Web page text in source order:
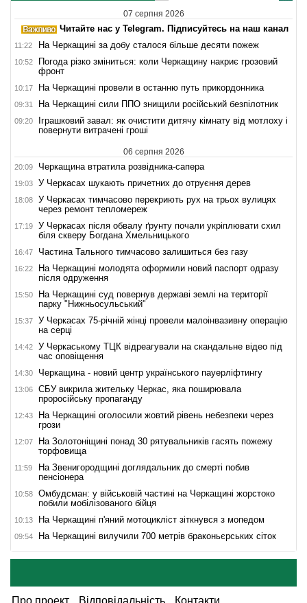
07 серпня 2026
Читайте нас у Telegram. Підписуйтесь на наш канал
11:22 На Черкащині за добу сталося більше десяти пожеж
10:52
Погода різко зміниться: коли Черкащину накриє грозовий
фронт
10:17 На Черкащині провели в останню путь прикордонника
09:31 На Черкащині сили ППО знищили російський безпілотник
09:20
Іграшковий завал: як очистити дитячу кімнату від мотлоху і
повернути витрачені гроші
06 серпня 2026
20:09 Черкащина втратила розвідника-сапера
19:03 У Черкасах шукають причетних до отруєння дерев
18:08
У Черкасах тимчасово перекриють рух на трьох вулицях
через ремонт тепломереж
17:19
У Черкасах після обвалу ґрунту почали укріплювати схил
біля скверу Богдана Хмельницького
16:47 Частина Тального тимчасово залишиться без газу
16:22
На Черкащині молодята оформили новий паспорт одразу
після одруження
15:50
На Черкащині суд повернув державі землі на території
парку "Нижньосульський"
15:37
У Черкасах 75-річній жінці провели малоінвазивну операцію
на серці
14:42
У Черкаському ТЦК відреагували на скандальне відео під
час оповіщення
14:30 Черкащина - новий центр українського пауерліфтингу
13:06
СБУ викрила жительку Черкас, яка поширювала
проросійську пропаганду
12:43
На Черкащині оголосили жовтий рівень небезпеки через
грози
12:07
На Золотоніщині понад 30 рятувальників гасять пожежу
торфовища
11:59
На Звенигородщині доглядальник до смерті побив
пенсіонера
10:58
Омбудсман: у військовій частині на Черкащині жорстоко
побили мобілізованого бійця
10:13 На Черкащині п'яний мотоцикліст зіткнувся з мопедом
09:54 На Черкащині вилучили 700 метрів браконьєрських сіток